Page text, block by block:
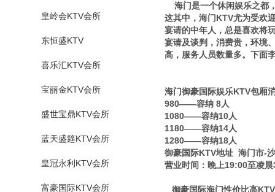
皇岭会KTV会所
东恒盛KTV
喜乐汇KTV会所
宝丽金KTV会所
盛世宝鼎KTV会所
蓝天盛筵KTV会所
皇冠永利KTV会所
富豪国际KTV会所
海门是一个休闲娱乐之都
这其中，海门KTV尤为受欢
宴请的中年人，总是喜欢将
宴请及谈判，消费贵，环境
高，服务人员数量多。下面
海门御豪国际娱乐KTV包厢
980——容纳 8人
1080——容纳10人
1180——容纳14人
1280——容纳18人
御豪国际KTV地址 海门市-
营业时间：晚上19:00至凌
御豪国际海门性价比高